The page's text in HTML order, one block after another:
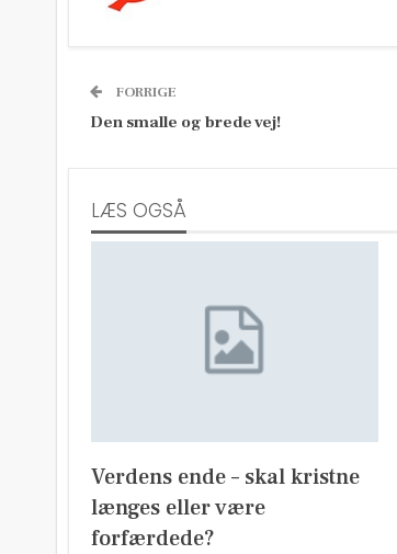
FORRIGE
Den smalle og brede vej!
LÆS OGSÅ
Verdens ende – skal kristne
længes eller være
forfærdede?